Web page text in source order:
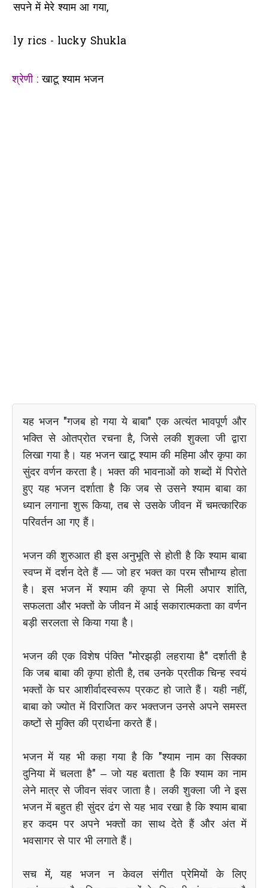
‌‌सपने में मेरे श्याम आ गया,
ly rics - lucky Shukla
श्रेणी :खाटू श्याम भजन
यह भजन "गजब हो गया ये बाबा" एक अत्यंत भावपूर्ण और
भक्ति से ओतप्रोत रचना है, जिसे लकी शुक्ला जी द्वारा
लिखा गया है। यह भजन खाटू श्याम की महिमा और कृपा का
सुंदर वर्णन करता है। भक्त की भावनाओं को शब्दों में पिरोते
हुए यह भजन दर्शाता है कि जब से उसने श्याम बाबा का
ध्यान लगाना शुरू किया, तब से उसके जीवन में चमत्कारिक
परिवर्तन आ गए हैं।
भजन की शुरुआत ही इस अनुभूति से होती है कि श्याम बाबा
स्वप्न में दर्शन देते हैं — जो हर भक्त का परम सौभाग्य होता
है। इस भजन में श्याम की कृपा से मिली अपार शांति,
सफलता और भक्तों के जीवन में आई सकारात्मकता का वर्णन
बड़ी सरलता से किया गया है।
भजन की एक विशेष पंक्ति "मोरझड़ी लहराया है" दर्शाती है
कि जब बाबा की कृपा होती है, तब उनके प्रतीक चिन्ह स्वयं
भक्तों के घर आशीर्वादस्वरूप प्रकट हो जाते हैं। यही नहीं,
बाबा को ज्योत में विराजित कर भक्तजन उनसे अपने समस्त
कष्टों से मुक्ति की प्रार्थना करते हैं।
भजन में यह भी कहा गया है कि "श्याम नाम का सिक्का
दुनिया में चलता है" – जो यह बताता है कि श्याम का नाम
लेने मात्र से जीवन संवर जाता है। लकी शुक्ला जी ने इस
भजन में बहुत ही सुंदर ढंग से यह भाव रखा है कि श्याम बाबा
हर कदम पर अपने भक्तों का साथ देते हैं और अंत में
भवसागर से पार भी लगाते हैं।
सच में, यह भजन न केवल संगीत प्रेमियों के लिए